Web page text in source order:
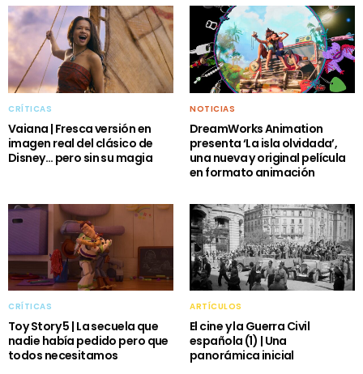
CRÍTICAS
Vaiana | Fresca versión en
imagen real del clásico de
Disney… pero sin su magia
NOTICIAS
DreamWorks Animation
presenta ‘La isla olvidada’,
una nueva y original película
en formato animación
CRÍTICAS
Toy Story 5 | La secuela que
nadie había pedido pero que
todos necesitamos
ARTÍCULOS
El cine y la Guerra Civil
española (1) | Una
panorámica inicial